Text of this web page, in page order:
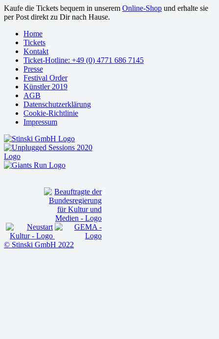
Kaufe die Tickets bequem in unserem Online-Shop und erhalte sie
per Post direkt zu Dir nach Hause.
Home
Tickets
Kontakt
Ticket-Hotline: +49 (0) 4771 686 7145
Presse
Festival Order
Künstler 2019
AGB
Datenschutzerklärung
Cookie-Richtlinie
Impressum
© Stinski GmbH 2022